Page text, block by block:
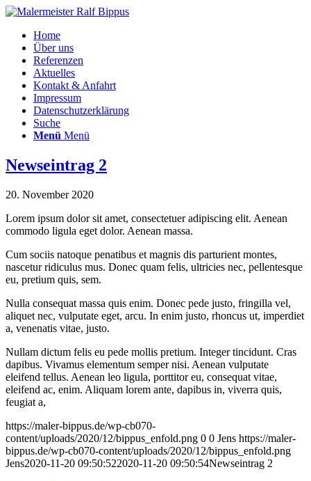
Home
Über uns
Referenzen
Aktuelles
Kontakt & Anfahrt
Impressum
Datenschutzerklärung
Suche
Menü Menü
Newseintrag 2
20. November 2020
Lorem ipsum dolor sit amet, consectetuer adipiscing elit. Aenean
commodo ligula eget dolor. Aenean massa.
Cum sociis natoque penatibus et magnis dis parturient montes,
nascetur ridiculus mus. Donec quam felis, ultricies nec, pellentesque
eu, pretium quis, sem.
Nulla consequat massa quis enim. Donec pede justo, fringilla vel,
aliquet nec, vulputate eget, arcu. In enim justo, rhoncus ut, imperdiet
a, venenatis vitae, justo.
Nullam dictum felis eu pede mollis pretium. Integer tincidunt. Cras
dapibus. Vivamus elementum semper nisi. Aenean vulputate
eleifend tellus. Aenean leo ligula, porttitor eu, consequat vitae,
eleifend ac, enim. Aliquam lorem ante, dapibus in, viverra quis,
feugiat a,
https://maler-bippus.de/wp-cb070-
content/uploads/2020/12/bippus_enfold.png 0 0 Jens https://maler-
bippus.de/wp-cb070-content/uploads/2020/12/bippus_enfold.png
Jens2020-11-20 09:50:522020-11-20 09:50:54Newseintrag 2